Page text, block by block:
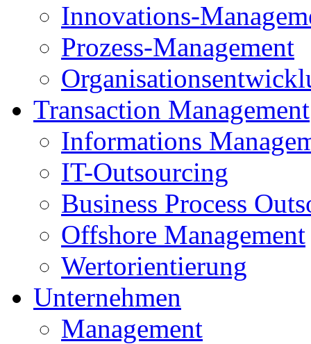
Innovations-
Prozess-Management
Transaction Management
Informations
IT-Outsourcing
Business Process
Offshore Management
Wertorientierung
Unternehmen
Management